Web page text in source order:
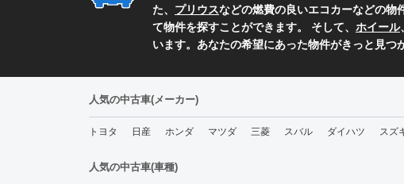
た、 プリウスなどの燃費の良いエコカーなどの物
て物件を探すことができます。 そして、 ホイール、
います。あなたの希望にあった物件がきっと見つ
人気の中古車(メーカー)
トヨタ 日産 ホンダ マツダ 三菱 スバル ダイハツ スズ
人気の中古車(車種)